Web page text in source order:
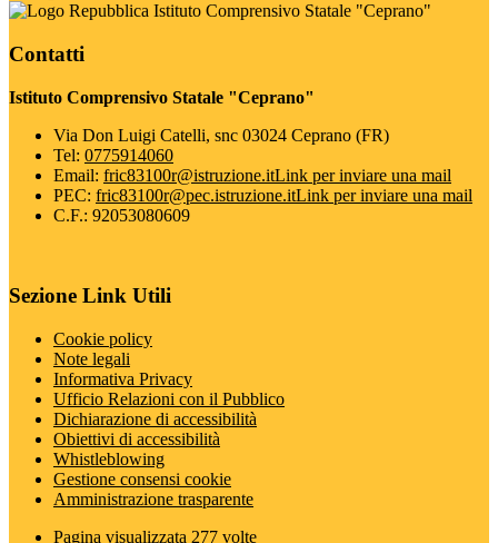
Istituto Comprensivo Statale "Ceprano"
Contatti
Istituto Comprensivo Statale "Ceprano"
Via Don Luigi Catelli, snc 03024 Ceprano (FR)
Tel: 0775914060
Email: fric83100r@istruzione.itLink per inviare una mail
PEC: fric83100r@pec.istruzione.itLink per inviare una mail
C.F.: 92053080609
Sezione Link Utili
Cookie policy
Note legali
Informativa Privacy
Ufficio Relazioni con il Pubblico
Dichiarazione di accessibilità
Obiettivi di accessibilità
Whistleblowing
Gestione consensi cookie
Amministrazione trasparente
Pagina visualizzata 277 volte